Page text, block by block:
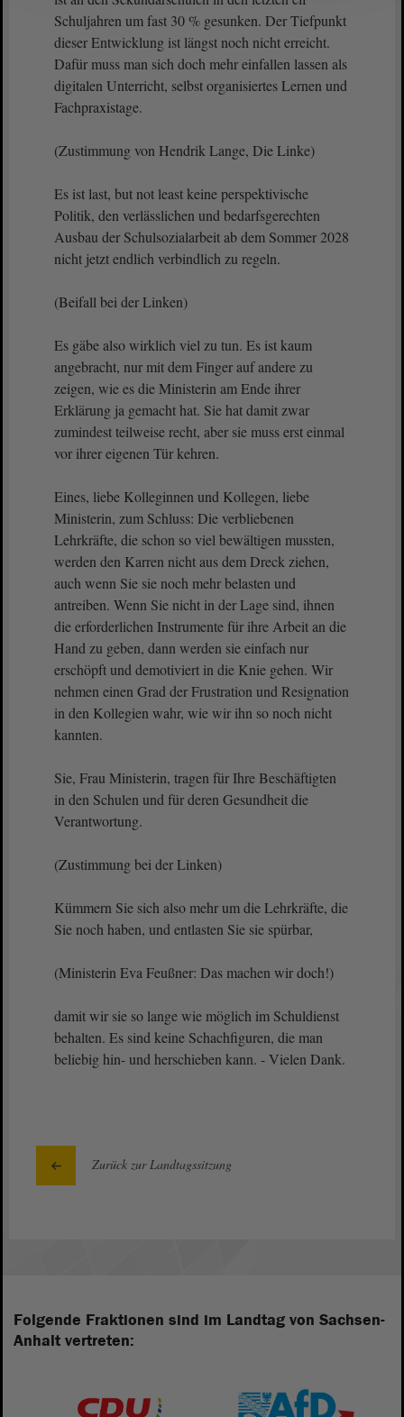
Schuljahren um fast 30 % gesunken. Der Tiefpunkt
dieser Entwicklung ist längst noch nicht erreicht.
Dafür muss man sich doch mehr einfallen lassen als
digitalen Unterricht, selbst organisiertes Lernen und
Fachpraxistage.
(Zustimmung von Hendrik Lange, Die Linke)
Es ist last, but not least keine perspektivische
Politik, den verlässlichen und bedarfsgerechten
Ausbau der Schulsozialarbeit ab dem Sommer 2028
nicht jetzt endlich verbindlich zu regeln.
(Beifall bei der Linken)
Es gäbe also wirklich viel zu tun. Es ist kaum
angebracht, nur mit dem Finger auf andere zu
zeigen, wie es die Ministerin am Ende ihrer
Erklärung ja gemacht hat. Sie hat damit zwar
zumindest teilweise recht, aber sie muss erst einmal
vor ihrer eigenen Tür kehren.
Eines, liebe Kolleginnen und Kollegen, liebe
Ministerin, zum Schluss: Die verbliebenen
Lehrkräfte, die schon so viel bewältigen mussten,
werden den Karren nicht aus dem Dreck ziehen,
auch wenn Sie sie noch mehr belasten und
antreiben. Wenn Sie nicht in der Lage sind, ihnen
die erforderlichen Instrumente für ihre Arbeit an die
Hand zu geben, dann werden sie einfach nur
erschöpft und demotiviert in die Knie gehen. Wir
nehmen einen Grad der Frustration und Resignation
in den Kollegien wahr, wie wir ihn so noch nicht
kannten.
Sie, Frau Ministerin, tragen für Ihre Beschäftigten
in den Schulen und für deren Gesundheit die
Verantwortung.
(Zustimmung bei der Linken)
Kümmern Sie sich also mehr um die Lehrkräfte, die
Sie noch haben, und entlasten Sie sie spürbar,
(Ministerin Eva Feußner: Das machen wir doch!)
damit wir sie so lange wie möglich im Schuldienst
behalten. Es sind keine Schachfiguren, die man
beliebig hin- und herschieben kann. - Vielen Dank.
Zurück zur Landtagssitzung
Folgende Fraktionen sind im Landtag von Sachsen-
Anhalt vertreten: